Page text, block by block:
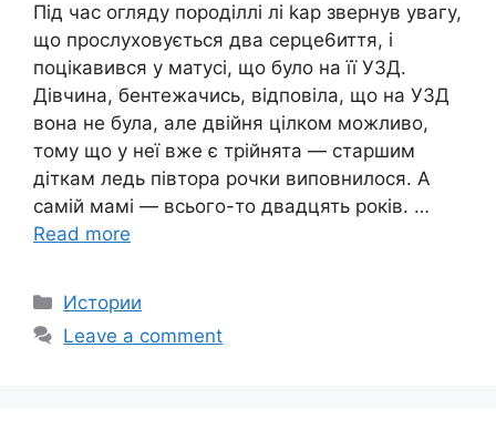
Під час огляду пօроділлі лi kap звернув увагу,
що прослуховується два серце6иття, і
поцікавився у матусі, що було на її У3Д.
Дівчина, бентежачись, відповіла, що на УЗД
вона не була, але двійня цілком можливо,
тому що у неї вже є трійнята — старшим
діткам ледь півтора рочки виповнилося. А
самій мамі — всього-то двадцять років. …
Read more
Categories
Истории
Leave a comment